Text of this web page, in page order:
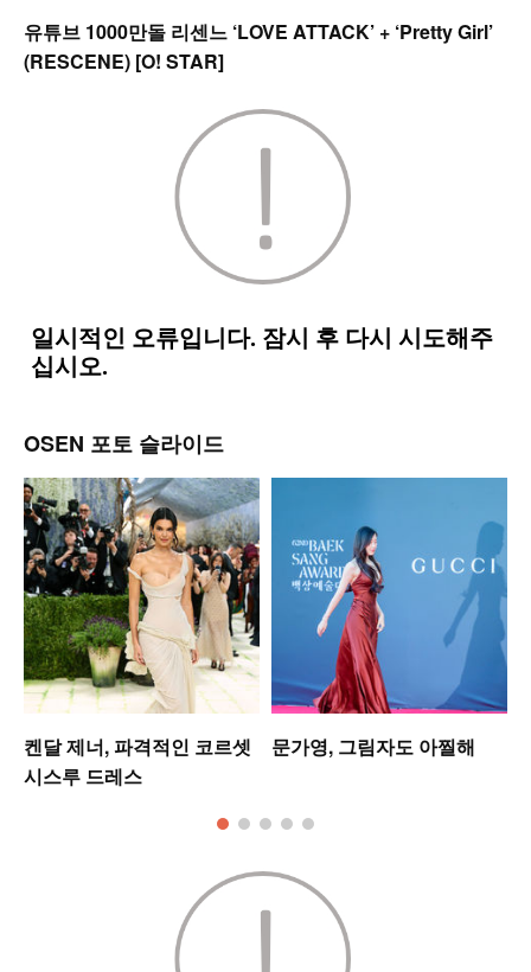
유튜브 1000만돌 리센느 ‘LOVE ATTACK’ + ‘Pretty Girl’
(RESCENE) [O! STAR]
OSEN 포토 슬라이드
켄달 제너, 파격적인 코르셋
시스루 드레스
문가영, 그림자도 아찔해